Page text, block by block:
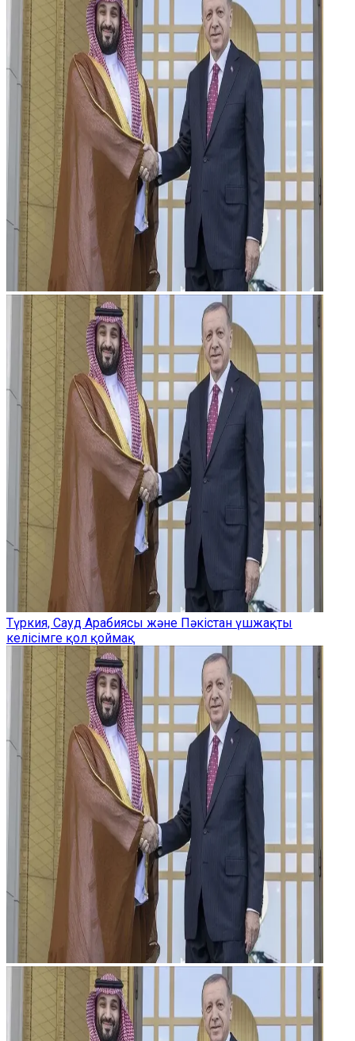
Түркия, Сауд Арабиясы және Пәкістан үшжақты
келісімге қол қоймақ